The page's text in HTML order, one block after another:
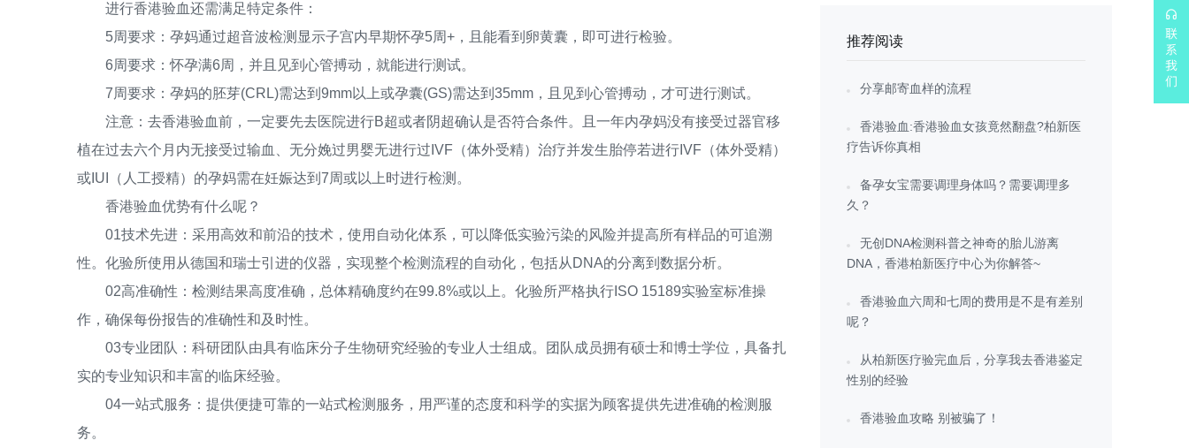
进行香港验血还需满足特定条件：
5周要求：孕妈通过超音波检测显示子宫内早期怀孕5周+，且能看到卵黄囊，即可进行检验。
6周要求：怀孕满6周，并且见到心管搏动，就能进行测试。
7周要求：孕妈的胚芽(CRL)需达到9mm以上或孕囊(GS)需达到35mm，且见到心管搏动，才可进行测试。
注意：去香港验血前，一定要先去医院进行B超或者阴超确认是否符合条件。且一年内孕妈没有接受过器官移
植在过去六个月内无接受过输血、无分娩过男婴无进行过IVF（体外受精）治疗并发生胎停若进行IVF（体外受精）
或IUI（人工授精）的孕妈需在妊娠达到7周或以上时进行检测。
香港验血优势有什么呢？
01技术先进：采用高效和前沿的技术，使用自动化体系，可以降低实验污染的风险并提高所有样品的可追溯
性。化验所使用从德国和瑞士引进的仪器，实现整个检测流程的自动化，包括从DNA的分离到数据分析。
02高准确性：检测结果高度准确，总体精确度约在99.8%或以上。化验所严格执行ISO 15189实验室标准操
作，确保每份报告的准确性和及时性。
03专业团队：科研团队由具有临床分子生物研究经验的专业人士组成。团队成员拥有硕士和博士学位，具备扎
实的专业知识和丰富的临床经验。
04一站式服务：提供便捷可靠的一站式检测服务，用严谨的态度和科学的实据为顾客提供先进准确的检测服
务。
推荐阅读
分享邮寄血样的流程
香港验血:香港验血女孩竟然翻盘?柏新医
疗告诉你真相
备孕女宝需要调理身体吗？需要调理多
久？
无创DNA检测科普之神奇的胎儿游离
DNA，香港柏新医疗中心为你解答~
香港验血六周和七周的费用是不是有差别
呢？
从柏新医疗验完血后，分享我去香港鉴定
性别的经验
香港验血攻略 别被骗了！